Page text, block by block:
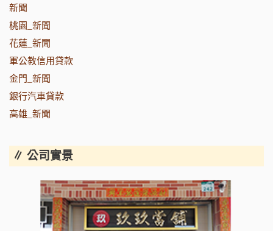
新聞
桃園_新聞
花蓮_新聞
軍公教信用貸款
金門_新聞
銀行汽車貸款
高雄_新聞
∥ 公司實景